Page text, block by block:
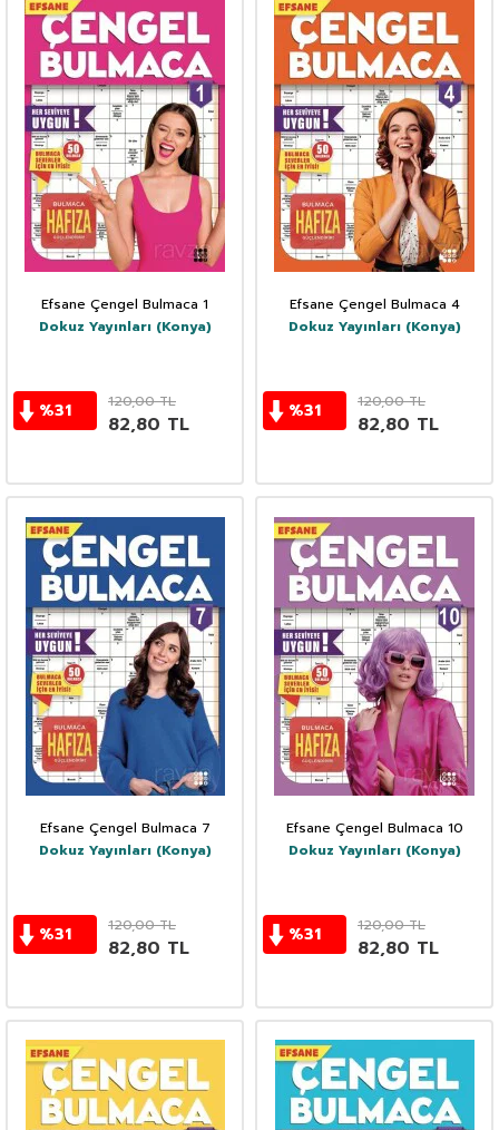
Efsane Çengel Bulmaca 1
Dokuz Yayınları (Konya)
%31 120,00TL
82,80 TL
Efsane Çengel Bulmaca 4
Dokuz Yayınları (Konya)
%31 120,00TL
82,80 TL
Efsane Çengel Bulmaca 7
Dokuz Yayınları (Konya)
%31 120,00TL
82,80 TL
Efsane Çengel Bulmaca 10
Dokuz Yayınları (Konya)
%31 120,00TL
82,80 TL